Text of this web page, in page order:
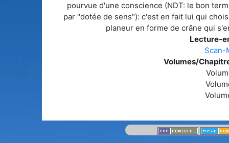
pourvue d'une conscience (NDT: le bon
par "dotée de sens"): c'est en fait lui qui
planeur en forme de crâne qui
Lecture-
Scan-
Volumes/